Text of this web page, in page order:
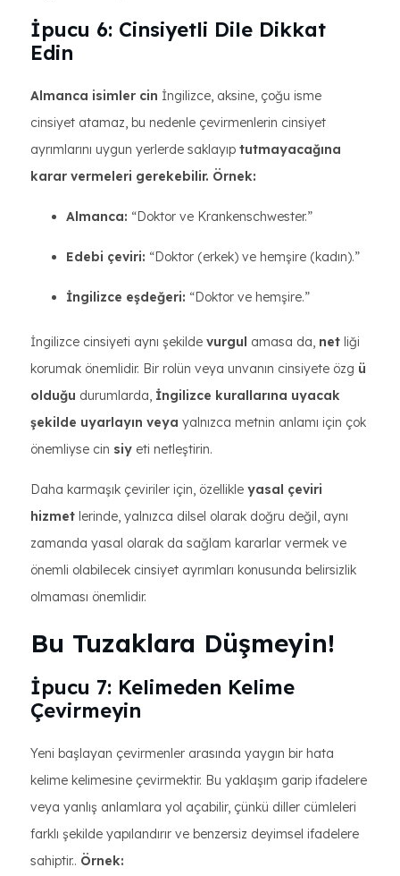
İpucu 6: Cinsiyetli Dile Dikkat
Edin
Almanca isimler cin İngilizce, aksine, çoğu isme
cinsiyet atamaz, bu nedenle çevirmenlerin cinsiyet
ayrımlarını uygun yerlerde saklayıp tutmayacağına
karar vermeleri gerekebilir. Örnek:
Almanca: “Doktor ve Krankenschwester.”
Edebi çeviri: “Doktor (erkek) ve hemşire (kadın).”
İngilizce eşdeğeri: “Doktor ve hemşire.”
İngilizce cinsiyeti aynı şekilde vurgul amasa da, net liği
korumak önemlidir. Bir rolün veya unvanın cinsiyete özg ü
olduğu durumlarda, İngilizce kurallarına uyacak
şekilde uyarlayın veya yalnızca metnin anlamı için çok
önemliyse cin siy eti netleştirin.
Daha karmaşık çeviriler için, özellikle yasal çeviri
hizmet lerinde, yalnızca dilsel olarak doğru değil, aynı
zamanda yasal olarak da sağlam kararlar vermek ve
önemli olabilecek cinsiyet ayrımları konusunda belirsizlik
olmaması önemlidir.
Bu Tuzaklara Düşmeyin!
İpucu 7: Kelimeden Kelime
Çevirmeyin
Yeni başlayan çevirmenler arasında yaygın bir hata
kelime kelimesine çevirmektir. Bu yaklaşım garip ifadelere
veya yanlış anlamlara yol açabilir, çünkü diller cümleleri
farklı şekilde yapılandırır ve benzersiz deyimsel ifadelere
sahiptir.. Örnek: